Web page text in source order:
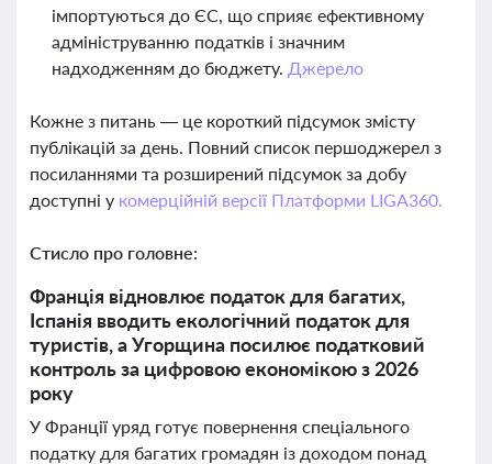
імпортуються до ЄС, що сприяє ефективному
адмініструванню податків і значним
надходженням до бюджету. Джерело
Кожне з питань — це короткий підсумок змісту
публікацій за день. Повний список першоджерел з
посиланнями та розширений підсумок за добу
доступні у комерційній версії Платформи LIGA360.
Стисло про головне:
Франція відновлює податок для багатих,
Іспанія вводить екологічний податок для
туристів, а Угорщина посилює податковий
контроль за цифровою економікою з 2026
року
У Франції уряд готує повернення спеціального
податку для багатих громадян із доходом понад